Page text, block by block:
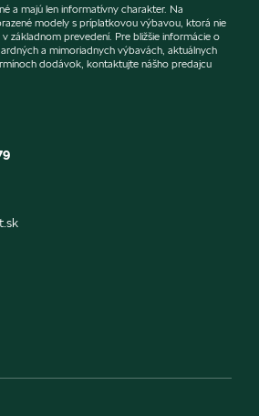
a majú len informatívny charakter. Na
modely s príplatkovou výbavou, ktorá nie
základnom prevedení. Pre bližšie informácie o
a mimoriadnych výbavách, aktuálnych
dodávok, kontaktujte nášho predajcu